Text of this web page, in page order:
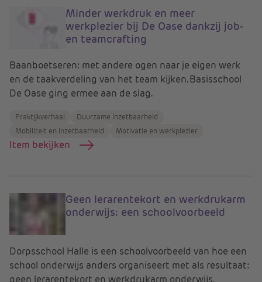
Minder werkdruk en meer
werkplezier bij De Oase dankzij job-
en teamcrafting
Baanboetseren: met andere ogen naar je eigen werk
en de taakverdeling van het team kijken. Basisschool
De Oase ging ermee aan de slag.
Praktijkverhaal
Duurzame inzetbaarheid
Mobiliteit en inzetbaarheid
Motivatie en werkplezier
Item bekijken
Geen lerarentekort en werkdrukarm
onderwijs: een schoolvoorbeeld
Dorpsschool Halle is een schoolvoorbeeld van hoe een
school onderwijs anders organiseert met als resultaat:
geen lerarentekort en werkdrukarm onderwijs.